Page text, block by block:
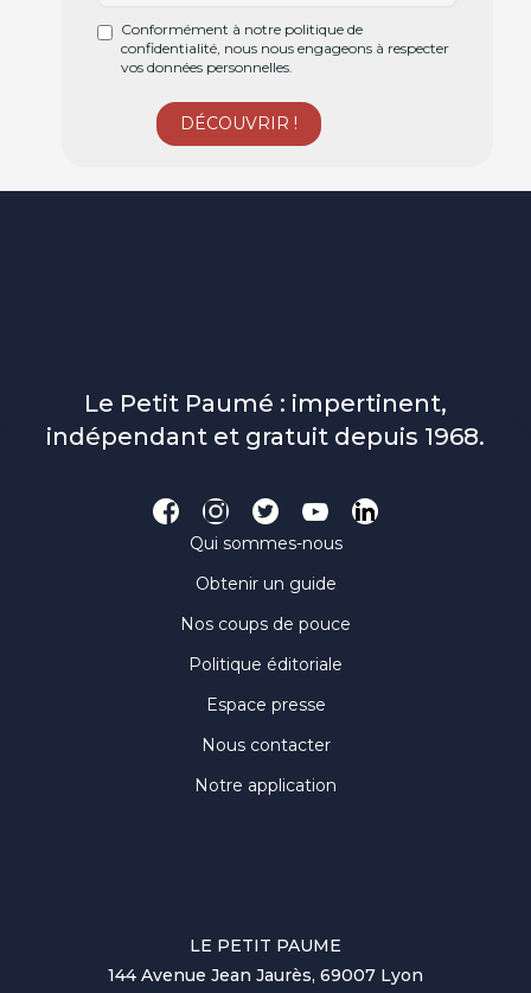
Conformément à notre politique de
confidentialité, nous nous engageons à respecter
vos données personnelles.
Le Petit Paumé : impertinent,
indépendant et gratuit depuis 1968.
Qui sommes-nous
Obtenir un guide
Nos coups de pouce
Politique éditoriale
Espace presse
Nous contacter
Notre application
LE PETIT PAUME
144 Avenue Jean Jaurès, 69007 Lyon